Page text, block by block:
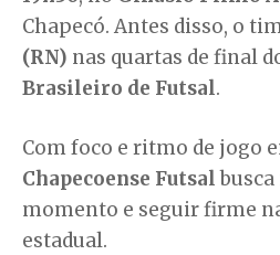
Chapecó. Antes disso, o
(RN) nas quartas de final
Brasileiro de Futsal.
Com foco e ritmo de jogo
Chapecoense Futsal
momento e seguir firme
estadual.